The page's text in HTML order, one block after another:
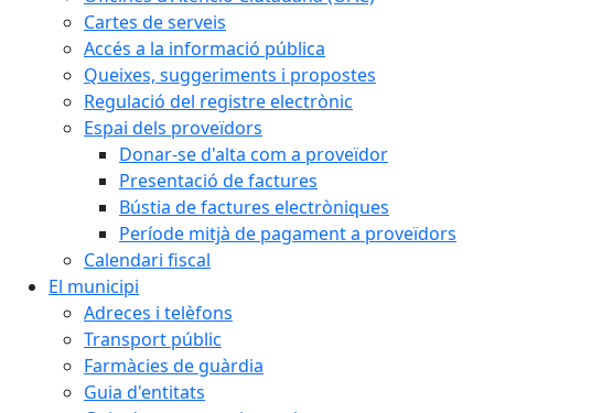
Cartes de serveis
Accés a la informació pública
Queixes, suggeriments i propostes
Regulació del registre electrònic
Espai dels proveïdors
Donar-se d'alta com a proveïdor
Presentació de factures
Bústia de factures electròniques
Període mitjà de pagament a proveïdors
Calendari fiscal
El municipi
Adreces i telèfons
Transport públic
Farmàcies de guàrdia
Guia d'entitats